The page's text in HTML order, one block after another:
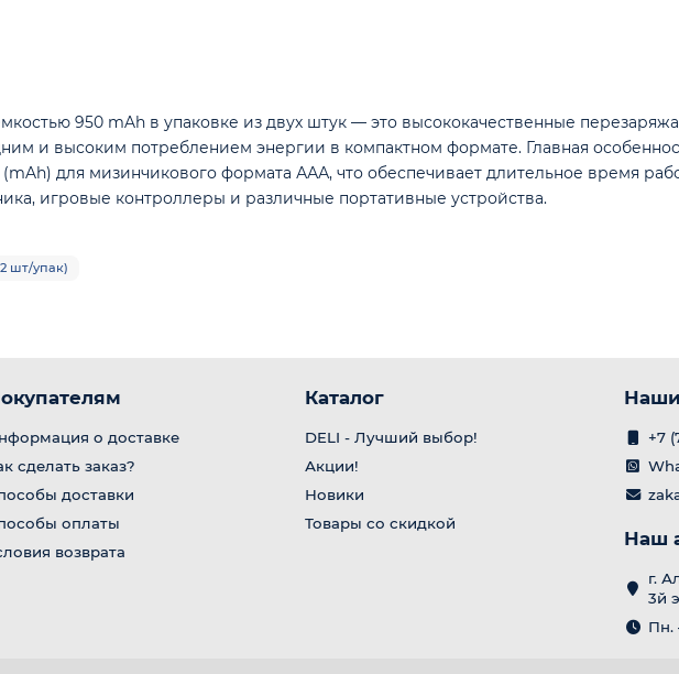
950 mAh в упаковке из двух штук — это высококачественные
и высоким потреблением энергии в компактном формате. Главная
для мизинчикового формата ААА, что обеспечивает длительное время
игровые контроллеры и различные портативные устройства.
шт/упак)
о доставке
сделать заказ?
доставки
оплаты
возврата
Каталог
DELI - Лучший выбор!
Акции!
Новики
Товары со скидкой
+7
Наш
г.
3й
Пн.